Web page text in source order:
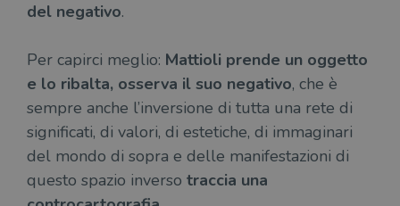
del negativo.
Per capirci meglio: Mattioli prende un oggetto
e lo ribalta, osserva il suo negativo, che è
sempre anche l’inversione di tutta una rete di
significati, di valori, di estetiche, di immaginari
del mondo di sopra e delle manifestazioni di
questo spazio inverso traccia una